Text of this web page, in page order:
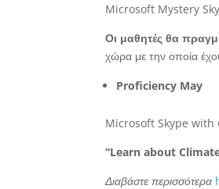
Microsoft Mystery
Οι μαθητές θα
χώρα με την οποία
Proficiency May
Microsoft Skype with
“Learn about
Διαβάστε περισσότερα